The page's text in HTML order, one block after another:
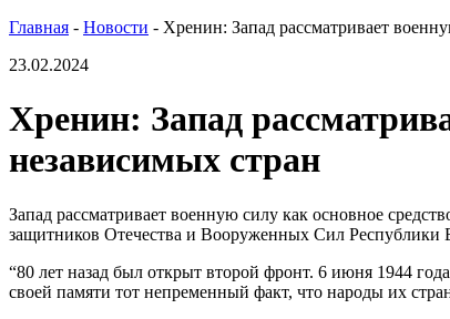
Главная - Новости - Хренин: Запад рассматривает
23.02.2024
Хренин: Запад
независимых стран
Запад рассматривает военную силу как основное
защитников Отечества и Вооруженных Сил Республики
“80 лет назад был открыт второй фронт. 6 июня 1944
своей памяти тот непременный факт, что народы их